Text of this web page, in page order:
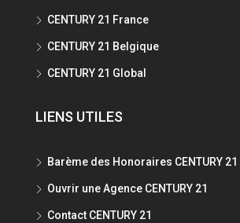
CENTURY 21 France
CENTURY 21 Belgique
CENTURY 21 Global
LIENS UTILES
Barème des Honoraires CENTURY 21
Ouvrir une Agence CENTURY 21
Contact CENTURY 21